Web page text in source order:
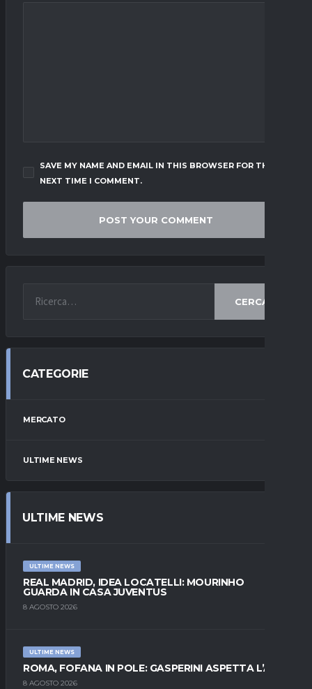
SAVE MY NAME AND EMAIL IN THIS BROWSER FOR THE
NEXT TIME I COMMENT.
CERCA
CATEGORIE
MERCATO
ULTIME NEWS
ULTIME NEWS
ULTIME NEWS
REAL MADRID, IDEA LOCATELLI: MOURINHO
GUARDA IN CASA JUVENTUS
8 AGOSTO 2026
ULTIME NEWS
ROMA, FOFANA IN POLE: GASPERINI ASPETTA L’ALA
8 AGOSTO 2026